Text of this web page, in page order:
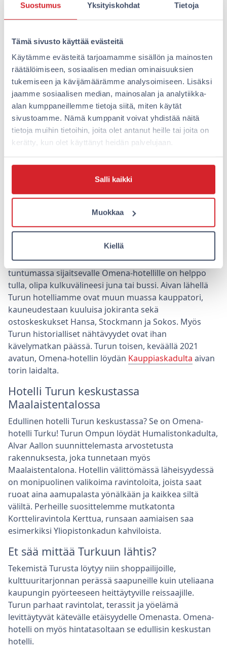
Suostumus Yksityiskohdat Tietoja
Tämä sivusto käyttää evästeitä
Käytämme evästeitä tarjoamamme sisällön ja mainosten
räätälöimiseen, sosiaalisen median ominaisuuksien
tukemiseen ja kävijämäärämme analysoimiseen. Lisäksi
jaamme sosiaalisen median, mainosalan ja analytiikka-
alan kumppaneillemme tietoja siitä, miten käytät
sivustoamme. Nämä kumppanit voivat yhdistää näitä
tietoja muihin tietoihin, joita olet antanut heille tai joita on
kerätty, kun olet käyttänyt heidän palvelujaan.
Salli kaikki
Muokkaa
Kiellä
Turun hotellit – ”tällä tai
toispuol jokea, aina lähellä
kaikkea”
Omena-hotellin löydät
Humalistonkadulta
Turun keskusta on matkailijan kannalta mukavan
kompakti, sillä kävellen pääsee lähes joka paikkaan. Ja
koettavaa riittää! Kävelykadun ja rautatieaseman
tuntumassa sijaitsevalle Omena-hotellille on helppo
tulla, olipa kulkuvälineesi juna tai bussi. Aivan lähellä
Turun hotelliamme ovat muun muassa kauppatori,
kauneudestaan kuuluisa jokiranta sekä
ostoskeskukset Hansa, Stockmann ja Sokos. Myös
Turun historialliset nähtävyydet ovat ihan
kävelymatkan päässä. Turun toisen, keväällä 2021
avatun, Omena-hotellin löydän Kauppiaskadulta aivan
torin laidalta.
Hotelli Turun keskustassa
Maalaistentalossa
Edullinen hotelli Turun keskustassa? Se on Omena-
hotelli Turku! Turun Ompun löydät Humalistonkadulta,
Alvar Aallon suunnittelemasta arvostetusta
rakennuksesta, joka tunnetaan myös
Maalaistentalona. Hotellin välittömässä läheisyydessä
on monipuolinen valikoima ravintoloita, joista saat
ruoat aina aamupalasta yönälkään ja kaikkea siltä
väliltä. Perheille suosittelemme mutkatonta
Kortteliravintola Kerttua, runsaan aamiaisen saa
esimerkiksi Yliopistonkadun kahviloista.
Et sää mittää Turkuun lähtis?
Tekemistä Turusta löytyy niin shoppailijoille,
kulttuuritarjonnan perässä saapuneille kuin uteliaana
kaupungin pyörteeseen heittäytyville reissaajille.
Turun parhaat ravintolat, terassit ja yöelämä
levittäytyvät kätevälle etäisyydelle Omenasta. Omena-
hotelli on myös hintatasoltaan se edullisin keskustan
hotelli.
Humalistonkatu 7, 20100 Turku